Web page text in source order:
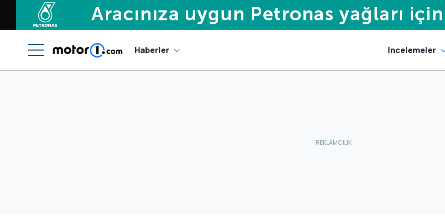
Haberler Incelemeler